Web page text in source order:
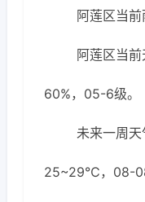
阿莲区当前
阿莲区当
60%，05-6级。
未来一周天
25~29℃，08-